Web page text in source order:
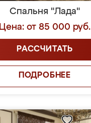
Спальня "Лада"
Цена: от 85 000 руб.
РАССЧИТАТЬ
ПОДРОБНЕЕ